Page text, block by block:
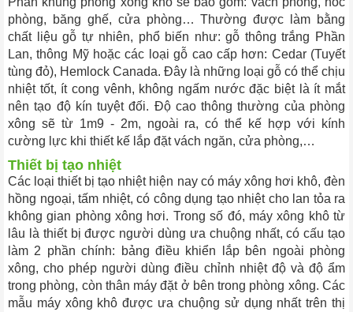
phòng, băng ghế, cửa phòng… Thường được làm bằng
chất liệu gỗ tự nhiên, phổ biến như: gỗ thông trắng Phần
Lan, thông Mỹ hoặc các loại gỗ cao cấp hơn: Cedar (Tuyết
tùng đỏ), Hemlock Canada. Đây là những loại gỗ có thể chịu
nhiệt tốt, ít cong vênh, không ngấm nước đặc biệt là ít mắt
nên tạo độ kín tuyệt đối. Độ cao thông thường của phòng
xông sẽ từ 1m9 - 2m, ngoài ra, có thể kế hợp với kính
cường lực khi thiết kế lắp đặt vách ngăn, cửa phòng,…
Thiết bị tạo nhiệt
Các loại thiết bị tạo nhiệt hiện nay có máy xông hơi khô, đèn
hồng ngoại, tấm nhiệt, có công dụng tạo nhiệt cho lan tỏa ra
không gian phòng xông hơi. Trong số đó, máy xông khô từ
lâu là thiết bị được người dùng ưa chuộng nhất, có cấu tạo
làm 2 phần chính: bảng điều khiển lắp bên ngoài phòng
xông, cho phép người dùng điều chỉnh nhiệt độ và độ ẩm
trong phòng, còn thân máy đặt ở bên trong phòng xông. Các
mẫu máy xông khô được ưa chuộng sử dụng nhất trên thị